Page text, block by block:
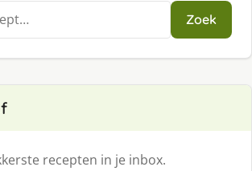
Zoek
recepten in je inbox.